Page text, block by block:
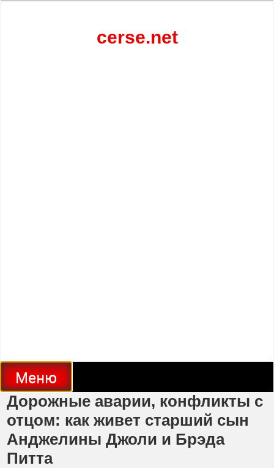
cerse.net
Меню
Дорожные аварии, конфликты с
отцом: как живет старший сын
Анджелины Джоли и Брэда
Питта